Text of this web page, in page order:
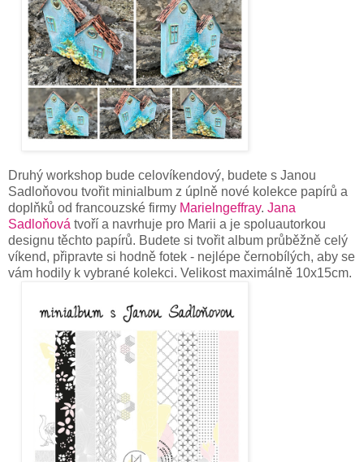
Druhý workshop bude celovíkendový, budete s Janou
Sadloňovou tvořit minialbum z úplně nové kolekce papírů a
doplňků od francouzské firmy Marielngeffray. Jana
Sadloňová tvoří a navrhuje pro Marii a je spoluautorkou
designu těchto papírů. Budete si tvořit album průběžně celý
víkend, připravte si hodně fotek - nejlépe černobílých, aby se
vám hodily k vybrané kolekci. Velikost maximálně 10x15cm.